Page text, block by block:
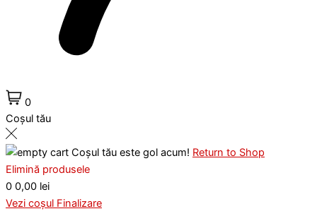
0
Coșul tău
Coșul tău este gol acum! Return to Shop
Elimină produsele
0 0,00 lei
Vezi coșul Finalizare